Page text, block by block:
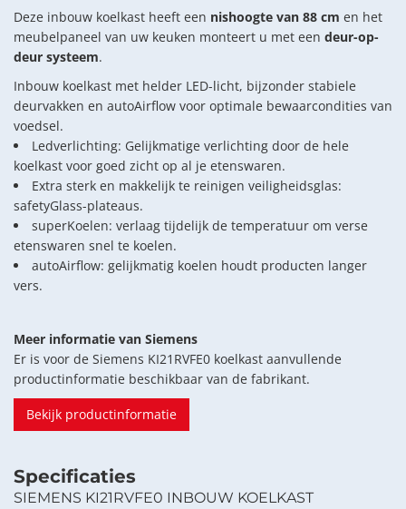
Deze inbouw koelkast heeft een nishoogte van 88 cm en het
meubelpaneel van uw keuken monteert u met een deur-op-
deur systeem.
Inbouw koelkast met helder LED-licht, bijzonder stabiele
deurvakken en autoAirflow voor optimale bewaarcondities van
voedsel.
Ledverlichting: Gelijkmatige verlichting door de hele
koelkast voor goed zicht op al je etenswaren.
Extra sterk en makkelijk te reinigen veiligheidsglas:
safetyGlass-plateaus.
superKoelen: verlaag tijdelijk de temperatuur om verse
etenswaren snel te koelen.
autoAirflow: gelijkmatig koelen houdt producten langer
vers.
Meer informatie van Siemens
Er is voor de Siemens KI21RVFE0 koelkast aanvullende
productinformatie beschikbaar van de fabrikant.
Bekijk productinformatie
Specificaties
SIEMENS KI21RVFE0 INBOUW KOELKAST